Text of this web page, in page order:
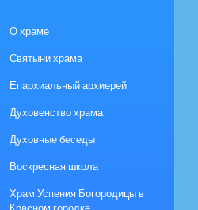
О храме
Святыни храма
Епархиальный архиерей
Духовенство храма
Духовные беседы
Воскресная школа
Храм Успения Богородицы в